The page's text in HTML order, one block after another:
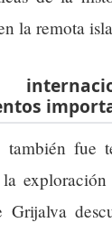
la remota
fue
la
Grijalva